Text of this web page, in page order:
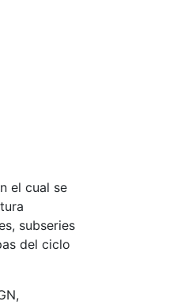
el cual se
subseries
del ciclo